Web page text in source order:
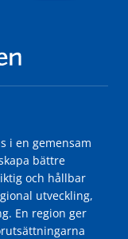
i en gemensam
bättre
och hållbar
utveckling,
En region ger